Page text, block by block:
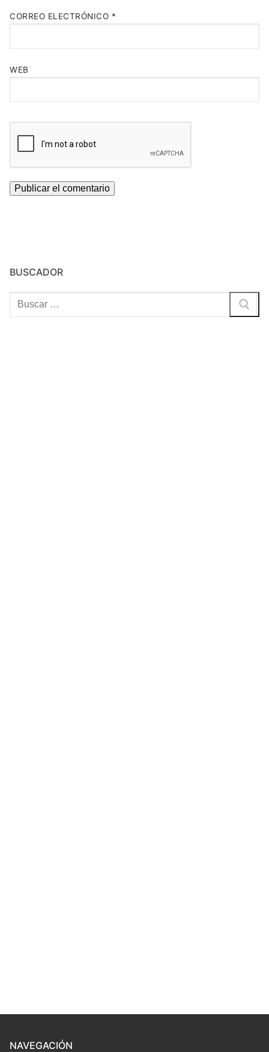
CORREO ELECTRÓNICO *
WEB
BUSCADOR
Buscar:
NAVEGACIÓN